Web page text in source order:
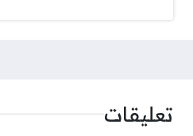
تعليقات